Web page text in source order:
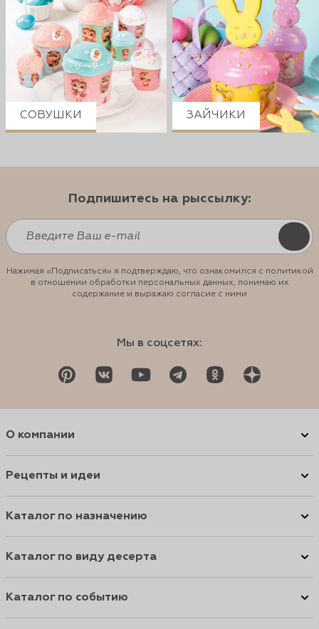
СОВУШКИ ЗАЙЧИКИ
Подпишитесь на рыссылку:
Нажимая «Подписаться» я подтверждаю, что ознакомился с политикой
в отношении обработки персональных данных, понимаю их
содержание и выражаю согласие с ними
Мы в соцсетях:
О компании
Рецепты и идеи
Каталог по назначению
Каталог по виду десерта
Каталог по событию